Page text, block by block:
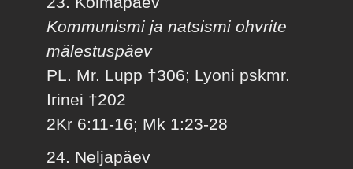
Kommunismi ja natsismi ohvrite
mälestuspäev
PL. Mr. Lupp †306; Lyoni pskmr.
Irinei †202
2Kr 6:11-16; Mk 1:23-28
24. Neljapäev